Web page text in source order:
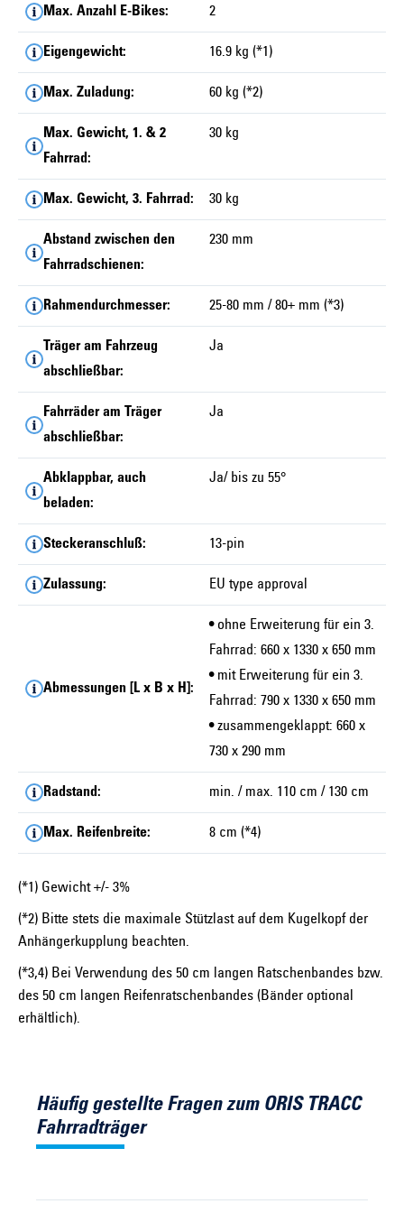
Max. Anzahl E-Bikes: 2
Eigengewicht: 16.9 kg (*1)
Max. Zuladung: 60 kg (*2)
Max. Gewicht, 1. & 2
Fahrrad:
30 kg
Max. Gewicht, 3. Fahrrad: 30 kg
Abstand zwischen den
Fahrradschienen:
230 mm
Rahmendurchmesser: 25-80 mm / 80+ mm (*3)
Träger am Fahrzeug
abschließbar:
Ja
Fahrräder am Träger
abschließbar:
Ja
Abklappbar, auch
beladen:
Ja/ bis zu 55°
Steckeranschluß: 13-pin
Zulassung: EU type approval
Abmessungen [L x B x H]:
• ohne Erweiterung für ein 3.
Fahrrad: 660 x 1330 x 650 mm
• mit Erweiterung für ein 3.
Fahrrad: 790 x 1330 x 650 mm
• zusammengeklappt: 660 x
730 x 290 mm
Radstand: min. / max. 110 cm / 130 cm
Max. Reifenbreite: 8 cm (*4)
(*1) Gewicht +/- 3%
(*2) Bitte stets die maximale Stützlast auf dem Kugelkopf der
Anhängerkupplung beachten.
(*3,4) Bei Verwendung des 50 cm langen Ratschenbandes bzw.
des 50 cm langen Reifenratschenbandes (Bänder optional
erhältlich).
Häufig gestellte Fragen zum ORIS TRACC
Fahrradträger